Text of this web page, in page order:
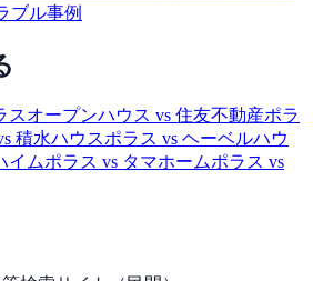
ブル事例
スオープンハウス vs 住友不動産ポラ
積水ハウスポラス vs ヘーベルハウ
イムポラス vs タマホームポラス vs